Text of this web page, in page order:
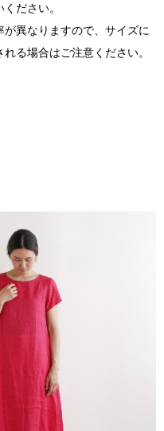
ださい。
異なりますので、サイズに
る場合はご注意ください。